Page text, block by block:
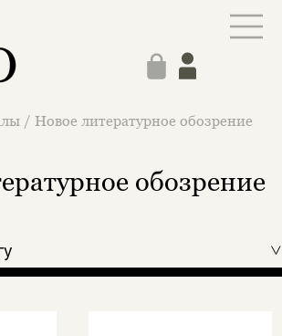
/ Новое литературное обозрение
обозрение